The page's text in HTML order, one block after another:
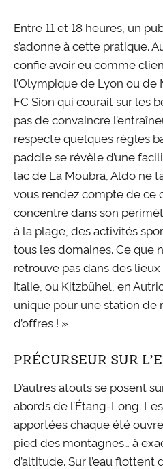
Entre 11 et 18 heures, un
s’adonne à cette pratique.
confie avoir eu comme
l’Olympique de Lyon ou de
FC Sion qui courait sur les
pas de convaincre
respecte quelques règles
paddle se révèle d’une
lac de La Moubra, Aldo ne
vous rendez compte de ce
concentré dans son
à la plage, des activités
tous les domaines. Ce que
retrouve pas dans des
Italie, ou Kitzbühel, en
unique pour une station de
d’offres ! »
PRÉCURSEUR SUR
D’autres atouts se posent
abords de l’Étang-Long.
apportées chaque été
pied des montagnes… à
d’altitude. Sur l’eau flottent